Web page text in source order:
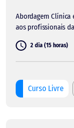
Abordagem Clínica
aos profissionais
2 dia (15 horas)
Curso Livre